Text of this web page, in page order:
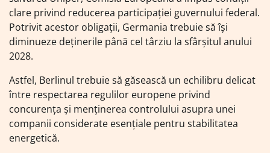
clare privind reducerea participației guvernului federal.
Potrivit acestor obligații, Germania trebuie să își
diminueze deținerile până cel târziu la sfârșitul anului
2028.
Astfel, Berlinul trebuie să găsească un echilibru delicat
între respectarea regulilor europene privind
concurența și menținerea controlului asupra unei
companii considerate esențiale pentru stabilitatea
energetică.